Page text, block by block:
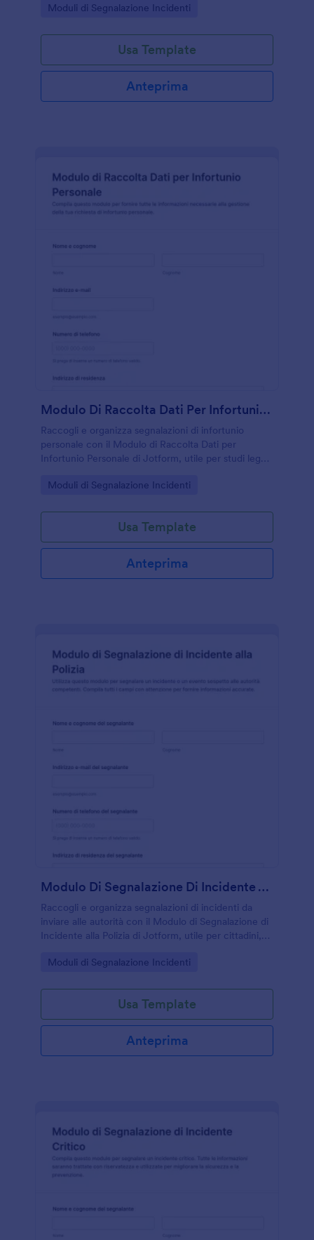
Go to Category:
Moduli di Segnalazione Incidenti
Usa Template
Anteprima
Modulo Di Raccolta Dati Per Infortunio Personale
Raccogli e organizza segnalazioni di infortunio
personale con il Modulo di Raccolta Dati per
Infortunio Personale di Jotform, utile per studi legali,
documentazione online.
Go to Category:
Moduli di Segnalazione Incidenti
Usa Template
Anteprima
Modulo Di Segnalazione Di Incidente Alla Polizia
Raccogli e organizza segnalazioni di incidenti da
inviare alle autorità con il Modulo di Segnalazione di
Incidente alla Polizia di Jotform, utile per cittadini,
dati in modo chiaro.
Go to Category:
Moduli di Segnalazione Incidenti
Usa Template
Anteprima